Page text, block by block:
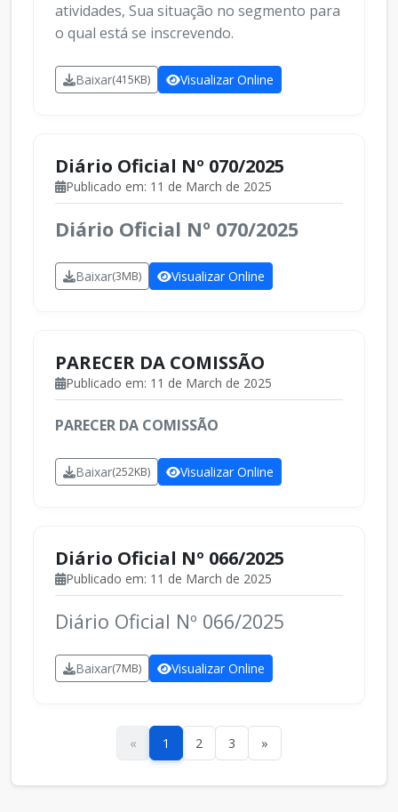
atividades, Sua situação no segmento para
o qual está se inscrevendo.
Baixar(415KB) Visualizar Online
Diário Oficial Nº 070/2025
Publicado em: 11 de March de 2025
Diário Oficial Nº 070/2025
Baixar(3MB) Visualizar Online
PARECER DA COMISSÃO
Publicado em: 11 de March de 2025
PARECER DA COMISSÃO
Baixar(252KB) Visualizar Online
Diário Oficial Nº 066/2025
Publicado em: 11 de March de 2025
Diário Oficial Nº 066/2025
Baixar(7MB) Visualizar Online
« 1 2 3 »